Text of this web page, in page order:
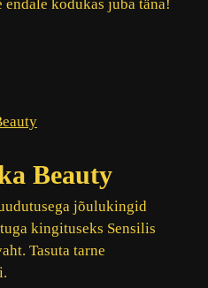
endale kodukas juba täna!
Beauty
jõulukingid
kingituseks Sensilis
Tasuta tarne